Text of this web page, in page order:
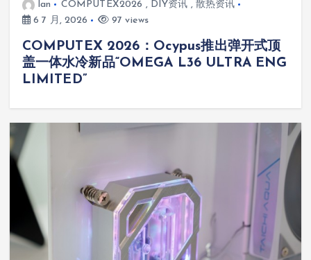
lan COMPUTEX2026 , DIY资讯 ,散热资讯
6 7 月, 2026
97 views
COMPUTEX 2026：Ocypus推出弹开式顶
盖一体水冷新品“OMEGA L36 ULTRA ENG
LIMITED”